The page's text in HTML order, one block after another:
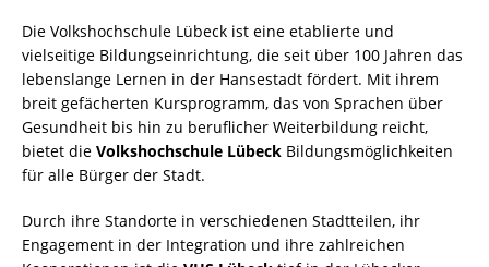
Die Volkshochschule Lübeck ist eine etablierte und
vielseitige Bildungseinrichtung, die seit über 100 Jahren das
lebenslange Lernen in der Hansestadt fördert. Mit ihrem
breit gefächerten Kursprogramm, das von Sprachen über
Gesundheit bis hin zu beruflicher Weiterbildung reicht,
bietet die Volkshochschule Lübeck Bildungsmöglichkeiten
für alle Bürger der Stadt.
Durch ihre Standorte in verschiedenen Stadtteilen, ihr
Engagement in der Integration und ihre zahlreichen